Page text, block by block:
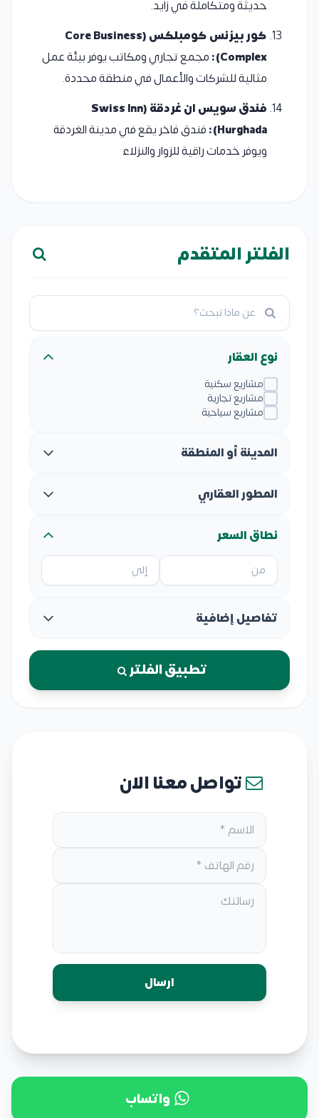
حديثة ومتكاملة في زايد.
كور بيزنس كومبلكس (Core Business
Complex):
مجمع تجاري ومكاتب يوفر بيئة عمل
مثالية للشركات والأعمال في منطقة محددة.
فندق سويس ان غردقة (Swiss Inn
Hurghada):
فندق فاخر يقع في مدينة الغردقة
ويوفر خدمات راقية للزوار والنزلاء
الفلتر المتقدم
نوع العقار
مشاريع سكنية
مشاريع تجارية
مشاريع سياحية
المدينة أو المنطقة
المطور العقاري
نطاق السعر
تفاصيل إضافية
تطبيق الفلتر
تواصل معنا الان
واتساب